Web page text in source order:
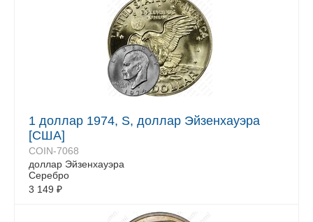
1 доллар 1974, S, доллар Эйзенхауэра
[США]
COIN-7068
доллар Эйзенхауэра
Серебро
3 149 ₽